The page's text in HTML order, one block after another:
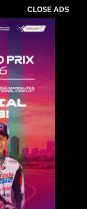
CLOSE ADS